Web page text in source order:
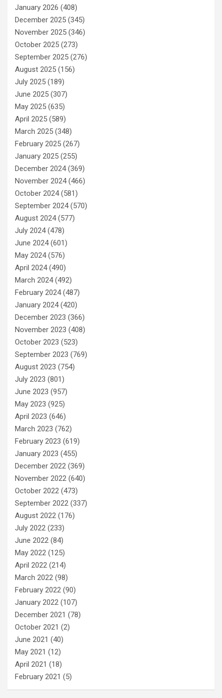
January 2026 (408)
December 2025 (345)
November 2025 (346)
October 2025 (273)
September 2025 (276)
August 2025 (156)
July 2025 (189)
June 2025 (307)
May 2025 (635)
April 2025 (589)
March 2025 (348)
February 2025 (267)
January 2025 (255)
December 2024(369)
November 2024(466)
October 2024(581)
September 2024(570)
August 2024(577)
July 2024(478)
June 2024(601)
May 2024(576)
April 2024(490)
March 2024(492)
February 2024(487)
January 2024(420)
December 2023 (366)
November 2023 (408)
October 2023 (523)
September 2023 (769)
August 2023 (754)
July 2023 (801)
June 2023 (957)
May 2023 (925)
April 2023 (646)
March 2023 (762)
February 2023 (619)
January 2023 (455)
December 2022 (369)
November 2022 (640)
October 2022 (473)
September 2022 (337)
August 2022 (176)
July 2022 (233)
June 2022 (84)
May 2022 (125)
April 2022 (214)
March 2022 (98)
February 2022 (90)
January 2022 (107)
December 2021 (78)
October 2021 (2)
June 2021 (40)
May 2021 (12)
April 2021 (18)
February 2021 (5)